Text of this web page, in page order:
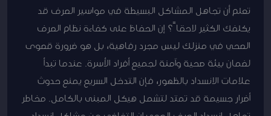
تعلم أن تجاهل المشاكل البسيطة في مواسير الصرف قد
يكلفك الكثير لاحقاً؟ إن الحفاظ على كفاءة نظام الصرف
الصحي في منزلك ليس مجرد رفاهية، بل هو ضرورة قصوى
لضمان بيئة صحية وآمنة لجميع أفراد الأسرة. عندما تبدأ
علامات الانسداد بالظهور، فإن التدخل السريع يمنع حدوث
أضرار جسيمة قد تمتد لتشمل هيكل المبنى بالكامل. مخاطر